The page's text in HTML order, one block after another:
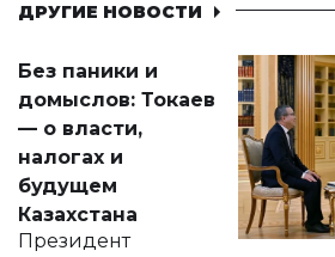
ДРУГИЕ НОВОСТИ
Без паники и
домыслов: Токаев
— о власти,
налогах и
будущем
Казахстана
Президент